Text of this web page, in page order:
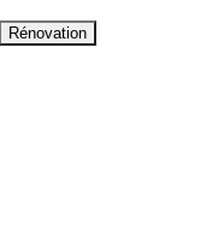
Rénovation